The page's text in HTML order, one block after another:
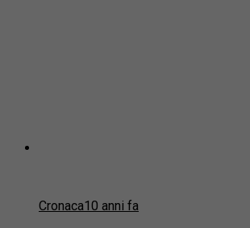
Cronaca10 anni fa